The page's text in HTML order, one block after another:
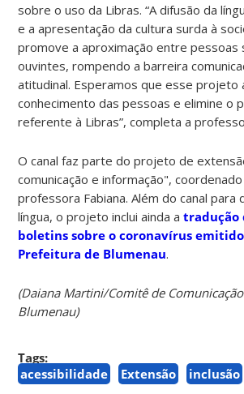
sobre o uso da Libras. “A difusão da
e a apresentação da cultura surda à
promove a aproximação entre pessoas
ouvintes, rompendo a barreira
atitudinal. Esperamos que esse projeto
conhecimento das pessoas e elimine o
referente à Libras”, completa a
O canal faz parte do projeto de
comunicação e informação",
professora Fabiana. Além do canal para
língua, o projeto inclui ainda atradução
boletins sobre o coronavírus
Prefeitura de Blumenau.
(Daiana Martini/Comitê de Comunicação
Blumenau)
Tags:
acessibilidade
Extensão inclusão